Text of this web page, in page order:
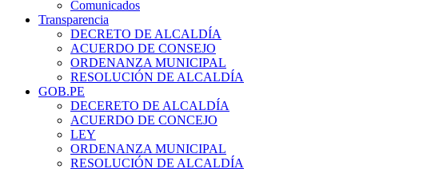
Comunicados
Transparencia
DECRETO DE ALCALDÍA
ACUERDO DE CONSEJO
ORDENANZA MUNICIPAL
RESOLUCIÓN DE ALCALDÍA
GOB.PE
DECERETO DE ALCALDÍA
ACUERDO DE CONCEJO
LEY
ORDENANZA MUNICIPAL
RESOLUCIÓN DE ALCALDÍA